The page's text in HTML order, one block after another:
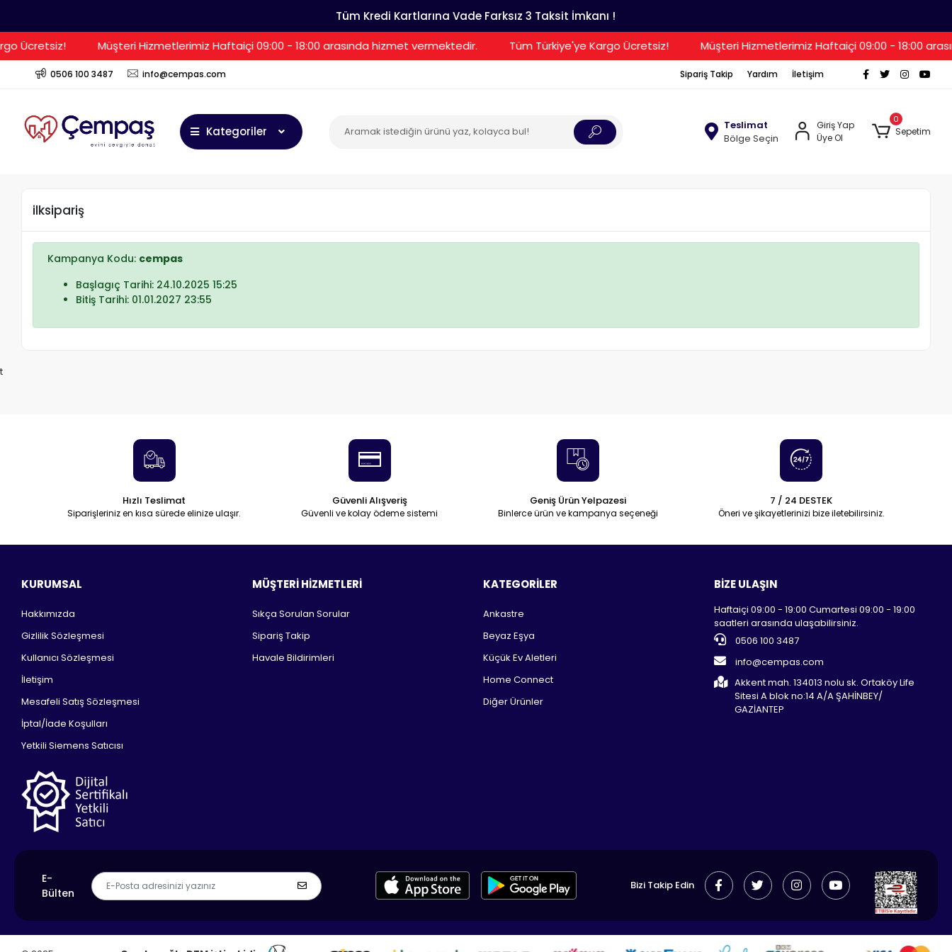
Tüm Kredi Kartlarına Vade Farksız 3 Taksit İmkanı !
Ücretsiz! Müşteri Hizmetlerimiz Haftaiçi 09:00 - 18:00 arasında hizmet vermektedir. Tüm Türkiye'ye Kargo Ücretsiz! Müşteri Hizmetlerimiz Haftaiçi 09:00 - 18:00
0506 100 3487 info@cempas.com Sipariş Takip Yardım İletişim
Kategoriler
Teslimat
Bölge Seçin
Giriş Yap
Üye Ol
0
Sepetim
ilksipariş
Kampanya Kodu: cempas
Başlagıç Tarihi: 24.10.2025 15:25
Bitiş Tarihi: 01.01.2027 23:55
t
Hızlı Teslimat
Siparişleriniz en kısa sürede elinize ulaşır.
Güvenli Alışveriş
Güvenli ve kolay ödeme sistemi
Geniş Ürün Yelpazesi
Binlerce ürün ve kampanya seçeneği
7 / 24 DESTEK
Öneri ve şikayetlerinizi bize iletebilirsiniz.
KURUMSAL
Hakkımızda
Gizlilik Sözleşmesi
Kullanıcı Sözleşmesi
İletişim
Mesafeli Satış Sözleşmesi
İptal/İade Koşulları
Yetkili Siemens Satıcısı
MÜŞTERİ HİZMETLERİ
Sıkça Sorulan Sorular
Sipariş Takip
Havale Bildirimleri
KATEGORİLER
Ankastre
Beyaz Eşya
Küçük Ev Aletleri
Home Connect
Diğer Ürünler
BİZE ULAŞIN
Haftaiçi 09:00 - 19:00 Cumartesi 09:00 - 19:00
saatleri arasında ulaşabilirsiniz.
0506 100 3487
info@cempas.com
Akkent mah. 134013 nolu sk. Ortaköy Life
Sitesi A blok no:14 A/A ŞAHİNBEY/
GAZİANTEP
E-
Bülten
Bizi Takip Edin